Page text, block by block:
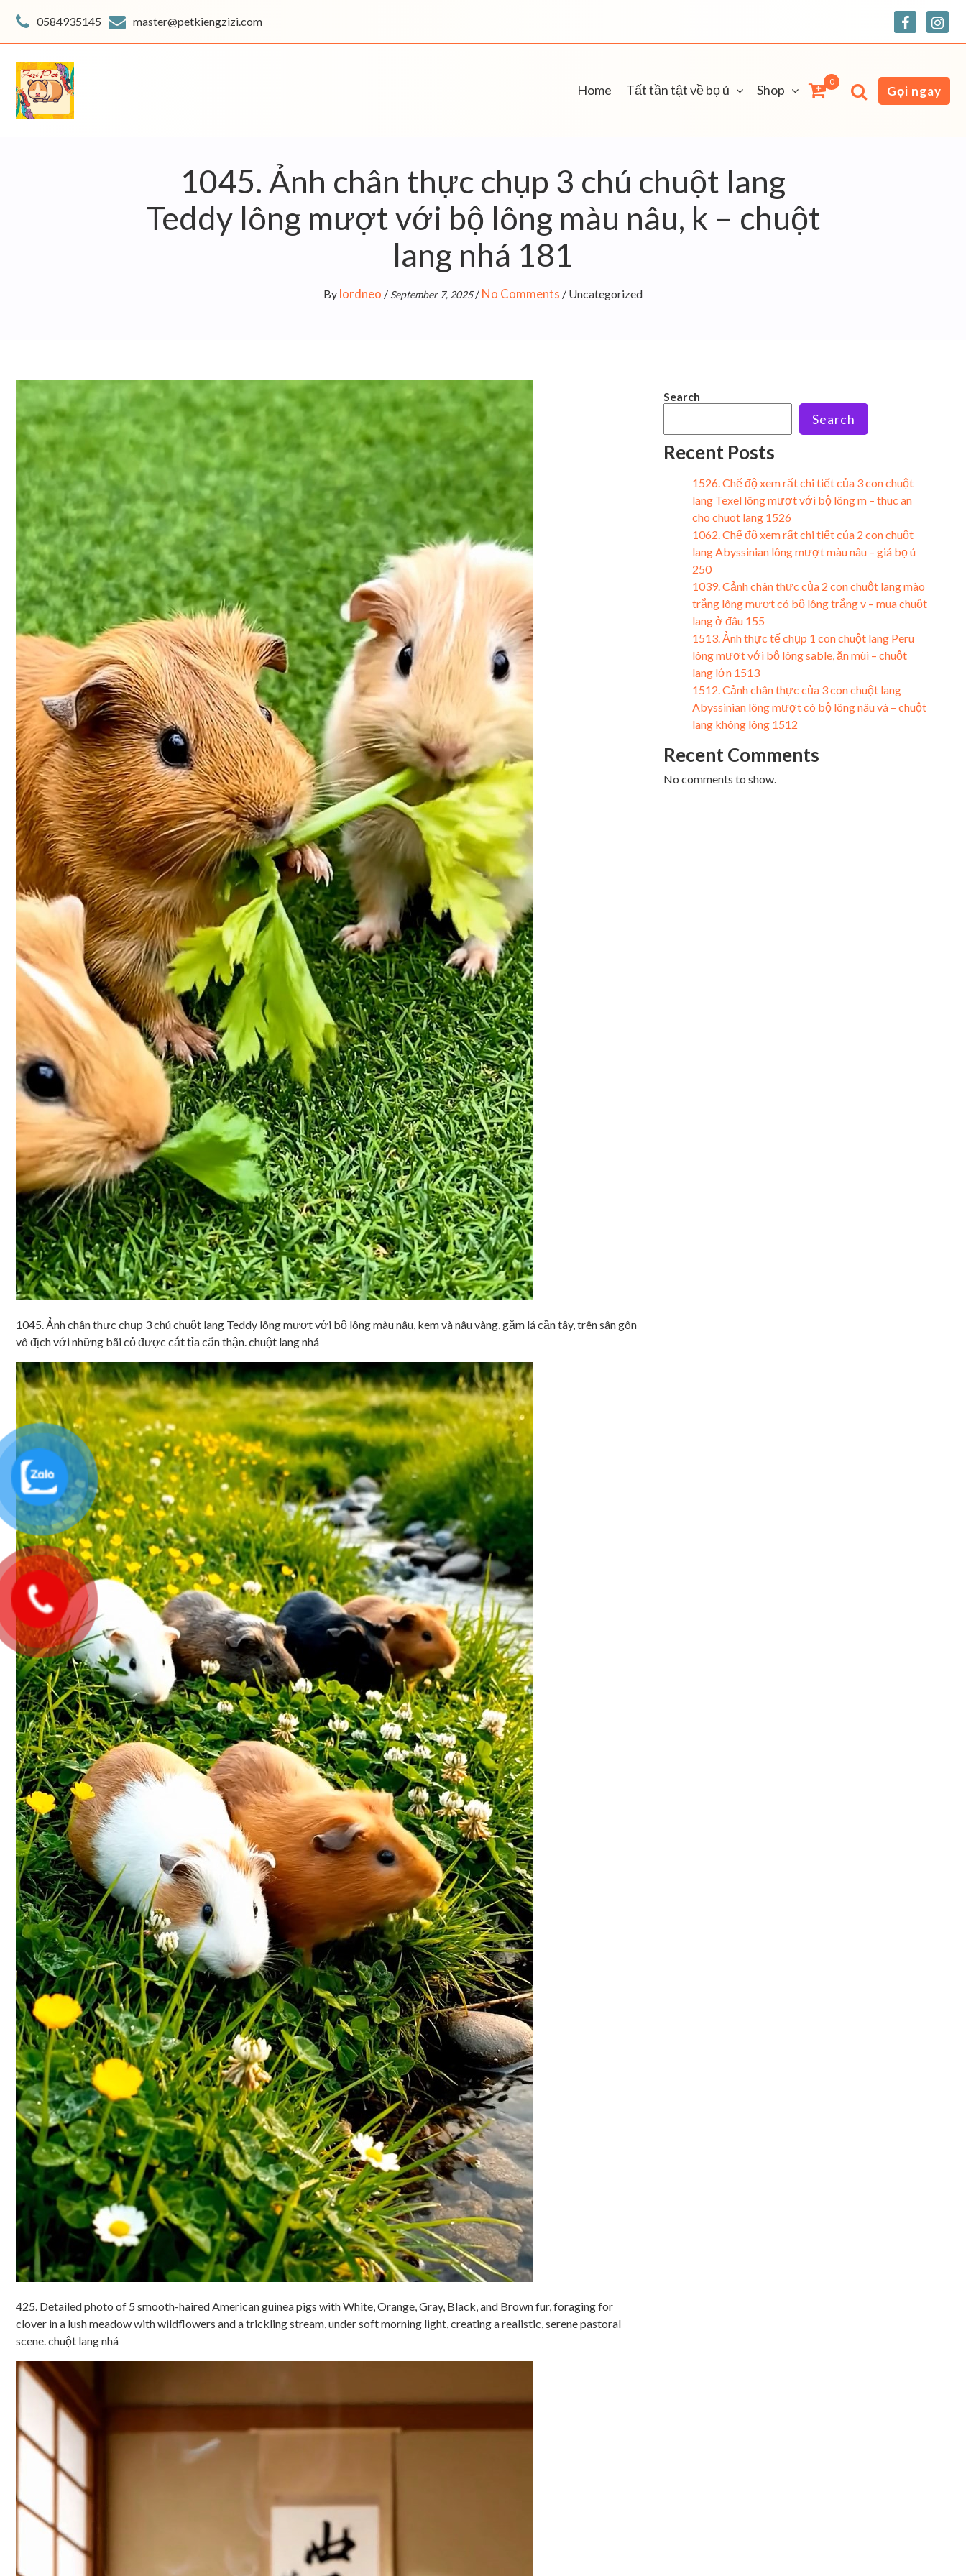
content
0584935145 master@petkiengzizi.com
Home Tất tần tật về bọ ú Shop
0
Gọi ngay
1045. Ảnh chân thực chụp 3 chú chuột lang
Teddy lông mượt với bộ lông màu nâu, k – chuột
lang nhá 181
By lordneo / September 7, 2025/ No Comments / Uncategorized
1045. Ảnh chân thực chụp 3 chú chuột lang Teddy lông mượt với bộ lông màu nâu, kem và nâu vàng, gặm lá cần tây, trên sân gôn
vô địch với những bãi cỏ được cắt tỉa cẩn thận. chuột lang nhá
425. Detailed photo of 5 smooth-haired American guinea pigs with White, Orange, Gray, Black, and Brown fur, foraging for
clover in a lush meadow with wildflowers and a trickling stream, under soft morning light, creating a realistic, serene pastoral
scene. chuột lang nhá
Search
Search
Recent Posts
1526. Chế độ xem rất chi tiết của 3 con chuột
lang Texel lông mượt với bộ lông m – thuc an
cho chuot lang 1526
1062. Chế độ xem rất chi tiết của 2 con chuột
lang Abyssinian lông mượt màu nâu – giá bọ ú
250
1039. Cảnh chân thực của 2 con chuột lang mào
trắng lông mượt có bộ lông trắng v – mua chuột
lang ở đâu 155
1513. Ảnh thực tế chụp 1 con chuột lang Peru
lông mượt với bộ lông sable, ăn mùi – chuột
lang lớn 1513
1512. Cảnh chân thực của 3 con chuột lang
Abyssinian lông mượt có bộ lông nâu và – chuột
lang không lông 1512
Recent Comments
No comments to show.